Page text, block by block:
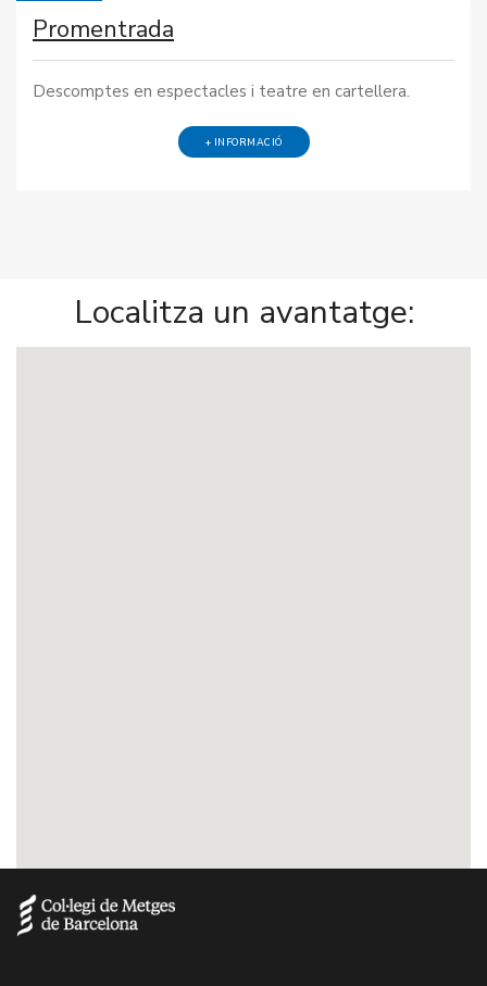
Promentrada
Descomptes en espectacles i teatre en cartellera.
+ INFORMACIÓ
Localitza un avantatge: